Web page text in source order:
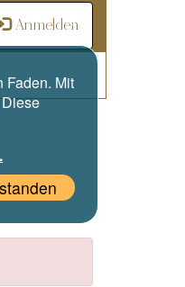
Anmelden
Faden. Mit